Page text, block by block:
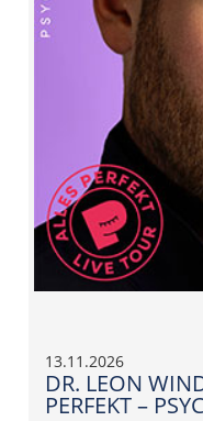
13.11.2026
DR. LEON
PERFEKT –